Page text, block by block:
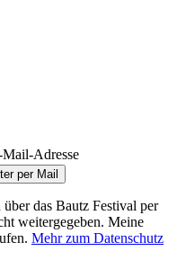
Adresse
per Mail
das Bautz Festival per
weitergegeben. Meine
Mehr zum Datenschutz